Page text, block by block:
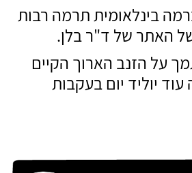
בינלאומית תרמה רבות
של האתר של ד"ר בלן.
על הזנב הארוך הקיים
יוליד יום בעקבות